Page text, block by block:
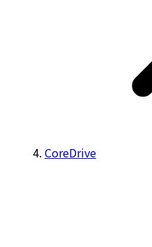
CoreDrive